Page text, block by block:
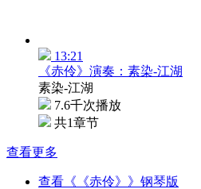
13:21
《赤伶》演奏：素染-江湖
素染-江湖
7.6千次播放
共1章节
查看更多
查看《《赤伶》》钢琴版